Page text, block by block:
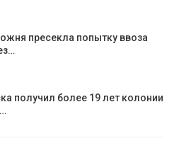
пресекла попытку ввоза
получил более 19 лет колонии